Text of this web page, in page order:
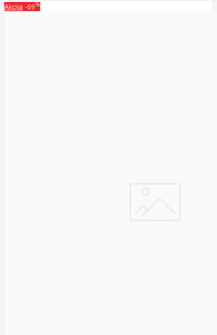
Akcija -69%